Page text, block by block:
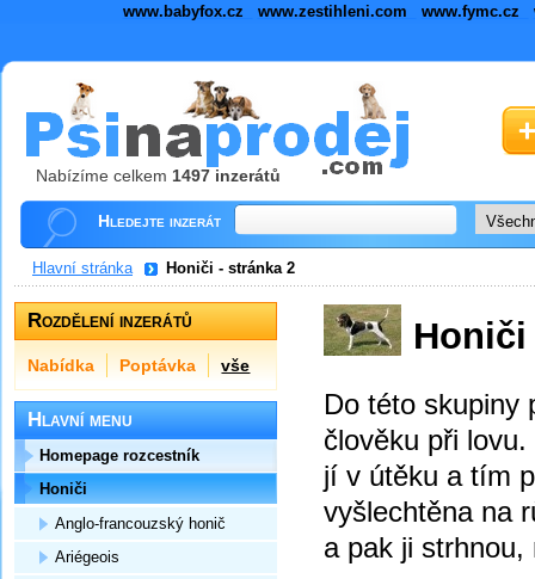
www.babyfox.cz www.zestihleni.com www.fymc.cz
Nabízíme celkem 1497 inzerátů
Hledejte inzerát
Hlavní stránka Honiči - stránka 2
Honiči
Do této skupiny
člověku při
jí v útěku a tím
vyšlechtěna na
a pak ji
Rozdělení inzerátů
Nabídka Poptávka vše
Hlavní menu
Homepage rozcestník
Honiči
Anglo-francouzský honič
Ariégeois